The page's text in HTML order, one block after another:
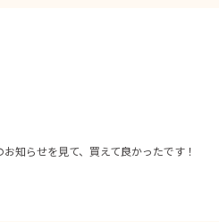
知らせを見て、買えて良かったです！